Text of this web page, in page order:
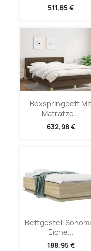
511,85 €
Boxspringbett
Matratze...
632,98 €
Bettgestell
Eiche...
188,95 €